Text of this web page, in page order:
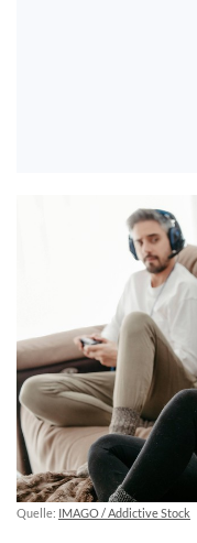
Quelle: IMAGO / Addictive Stock